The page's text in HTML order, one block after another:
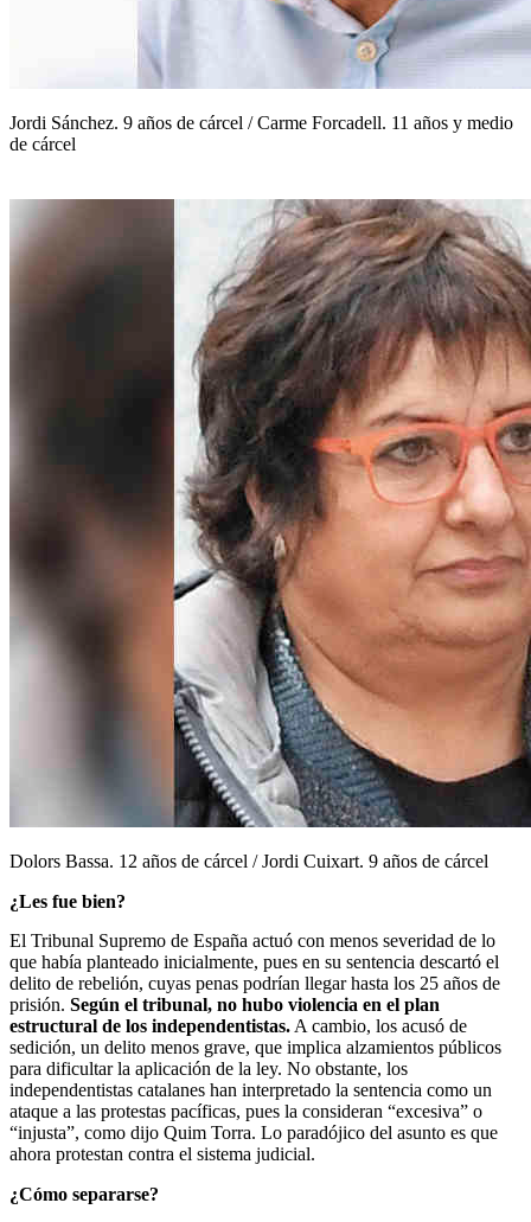
Jordi Sánchez. 9 años de cárcel / Carme Forcadell. 11 años y medio
de cárcel
Dolors Bassa. 12 años de cárcel / Jordi Cuixart. 9 años de cárcel
¿Les fue bien?
El Tribunal Supremo de España actuó con menos severidad de lo
que había planteado inicialmente, pues en su sentencia descartó el
delito de rebelión, cuyas penas podrían llegar hasta los 25 años de
prisión. Según el tribunal, no hubo violencia en el plan
estructural de los independentistas. A cambio, los acusó de
sedición, un delito menos grave, que implica alzamientos públicos
para dificultar la aplicación de la ley. No obstante, los
independentistas catalanes han interpretado la sentencia como un
ataque a las protestas pacíficas, pues la consideran “excesiva” o
“injusta”, como dijo Quim Torra. Lo paradójico del asunto es que
ahora protestan contra el sistema judicial.
¿Cómo separarse?